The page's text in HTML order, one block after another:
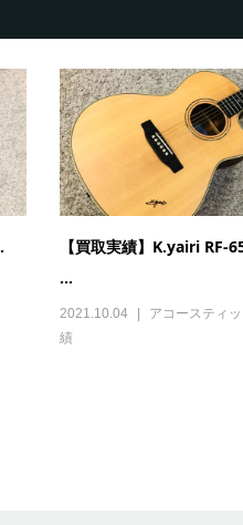
【買取実績】K.yairi RF-
...
2021.10.04 アコースティ
績